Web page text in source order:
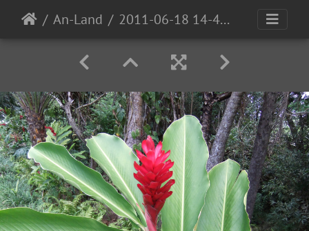
An-Land 2011-06-18 14-47-06